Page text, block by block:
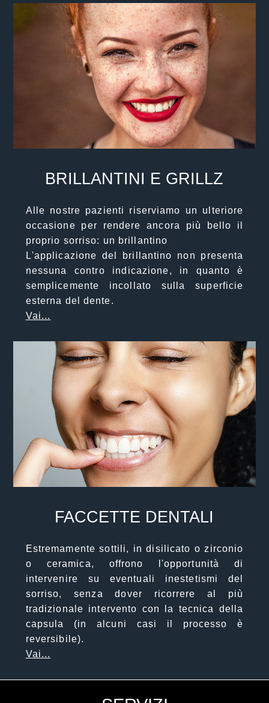
BRILLANTINI E GRILLZ
Alle nostre pazienti riserviamo un ulteriore
occasione per rendere ancora più bello il
proprio sorriso: un brillantino
L'applicazione del brillantino non presenta
nessuna contro indicazione, in quanto è
semplicemente incollato sulla superficie
esterna del dente.
Vai...
FACCETTE DENTALI
Estremamente sottili, in disilicato o zirconio
o ceramica, offrono l'opportunità di
intervenire su eventuali inestetismi del
sorriso, senza dover ricorrere al più
tradizionale intervento con la tecnica della
capsula (in alcuni casi il processo è
reversibile).
Vai...